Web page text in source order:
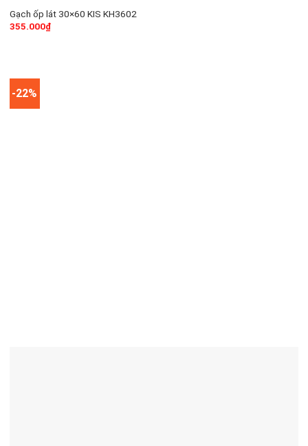
Gạch ốp lát 30×60 KIS KH3602
355.000₫
-22%